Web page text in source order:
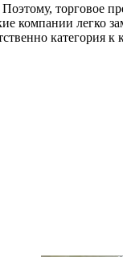
торговое
компании легко
категория к